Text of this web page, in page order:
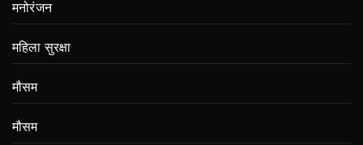
मनोरंजन
महिला सुरक्षा
मौसम
मौसम